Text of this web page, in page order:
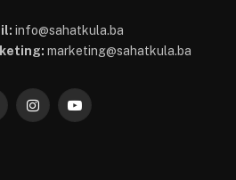
info@sahatkula.ba
marketing@sahatkula.ba
InstagramYouTube